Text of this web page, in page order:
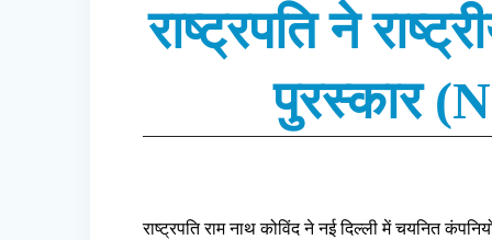
राष्ट्रपति ने
पुरस्कार
राष्ट्रपति राम नाथ कोविंद ने नई दिल्ली में चयनित